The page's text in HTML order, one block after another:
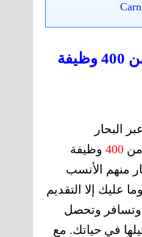
البحار
400 وظيفة
منهم الأنسب
عليك إلا التقديم
وتسافر وتحصل
في حياتك. مع